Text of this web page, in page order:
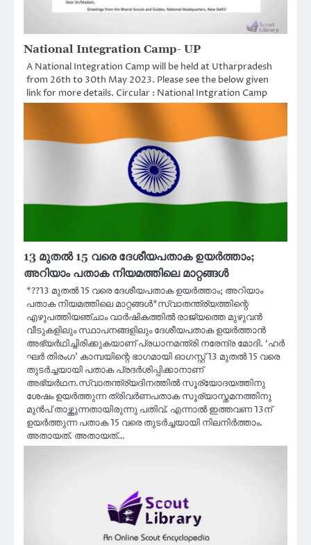
National Integration Camp- UP
A National Integration Camp will be held at Utharpradesh
from 26th to 30th May 2023. Please see the below given
link for more details. Circular : National Intgration Camp
13 മുതല്‍ 15 വരെ ദേശീയപതാക ഉയര്‍ത്താം;
അറിയാം പതാക നിയമത്തിലെ മാറ്റങ്ങൾ
*??13 മുതല്‍ 15 വരെ ദേശീയപതാക ഉയര്‍ത്താം; അറിയാം
പതാക നിയമത്തിലെ മാറ്റങ്ങൾ*സ്വാതന്ത്ര്യത്തിന്റെ
എഴുപത്തിയഞ്ചാം വാര്‍ഷികത്തില്‍ രാജ്യത്തെ മുഴുവന്‍
വീടുകളിലും സ്ഥാപനങ്ങളിലും ദേശീയപതാക ഉയര്‍ത്താന്‍
അഭ്യര്‍ഥിച്ചിരിക്കുകയാണ് പ്രധാനമന്ത്രി നരേന്ദ്ര മോദി. ‘ഹര്‍
ഘര്‍ തിരംഗ’ കാമ്പയിന്റെ ഭാഗമായി ഓഗസ്റ്റ് 13 മുതല്‍ 15 വരെ
തുടര്‍ച്ചയായി പതാക പ്രദര്‍ശിപ്പിക്കാനാണ്
അഭ്യര്‍ഥന.സ്വാതന്ത്ര്യദിനത്തില്‍ സൂര്യോദയത്തിനു
ശേഷം ഉയര്‍ത്തുന്ന ത്രിവര്‍ണപതാക സൂര്യാസ്തമനത്തിനു
മുന്‍പ് താഴ്ത്തുന്നതായിരുന്നു പതിവ്. എന്നാല്‍ ഇത്തവണ 13ന്
ഉയര്‍ത്തുന്ന പതാക 15 വരെ തുടര്‍ച്ചയായി നിലനിര്‍ത്താം.
അതായത്. അതായത്…